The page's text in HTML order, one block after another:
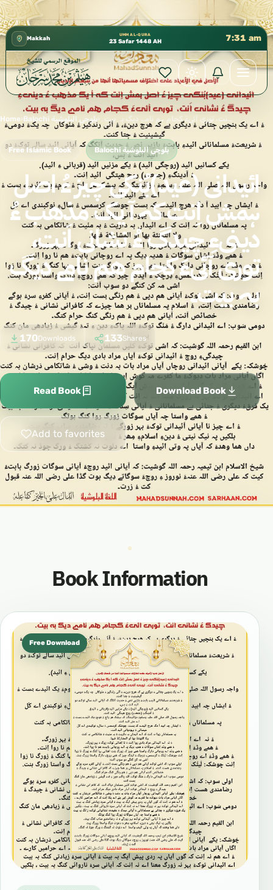
كتب الشيخ هيثم سرحان حفظه الله متوفرة مجانًا في
Makkah
UMM AL-QURA
23 Safar 1448 AH 7:31 am
Home› Balochi بلوچی البلوشية› ائیدانی (عيد)بُنکی چیز ءُ اصل ہمش اِنت کہ آ یک مذھب ءُ دینیءِ چیدگ ءُ نشانی اَنت، توری آئیءَ کجام ھم نامے دیگ بہ بیت۔
Free Islamic Book Balochi بلوچی البلوشية
ائیدانی (عيد)بُنکی چیز ءُ اصل
ہمش اِنت کہ آ یک مذھب ءُ
دینیءِ چیدگ ءُ نشانی اَنت،
توری آئیءَ کجام ھم نامے دیگ
بہ بیت۔
170Downloads 133Shares
Read Book Download Book
Add to favorites
Book Information
Free Download